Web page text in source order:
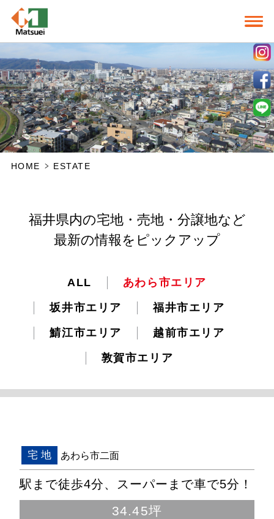
HOME ESTATE
福井県内の宅地・売地・分譲地など
最新の情報をピックアップ
ALL あわら市エリア
坂井市エリア 福井市エリア
鯖江市エリア 越前市エリア
敦賀市エリア
宅 地 あわら市二面
駅まで徒歩4分、スーパーまで車で5分！
34.45坪